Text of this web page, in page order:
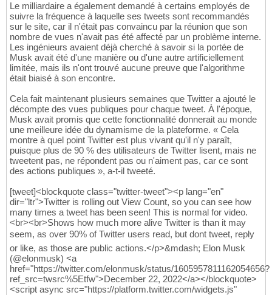
Le milliardaire a également demandé à certains employés de
suivre la fréquence à laquelle ses tweets sont recommandés
sur le site, car il n'était pas convaincu par la réunion que son
nombre de vues n'avait pas été affecté par un problème interne.
Les ingénieurs avaient déjà cherché à savoir si la portée de
Musk avait été d'une manière ou d'une autre artificiellement
limitée, mais ils n'ont trouvé aucune preuve que l'algorithme
était biaisé à son encontre.
Cela fait maintenant plusieurs semaines que Twitter a ajouté le
décompte des vues publiques pour chaque tweet. À l'époque,
Musk avait promis que cette fonctionnalité donnerait au monde
une meilleure idée du dynamisme de la plateforme. « Cela
montre à quel point Twitter est plus vivant qu'il n'y paraît,
puisque plus de 90 % des utilisateurs de Twitter lisent, mais ne
tweetent pas, ne répondent pas ou n'aiment pas, car ce sont
des actions publiques », a-t-il tweeté.
[tweet]<blockquote class="twitter-tweet"><p lang="en"
dir="ltr">Twitter is rolling out View Count, so you can see how
many times a tweet has been seen! This is normal for video.
<br><br>Shows how much more alive Twitter is than it may
seem, as over 90% of Twitter users read, but dont tweet, reply
or like, as those are public actions.</p>&mdash; Elon Musk
(@elonmusk) <a
href="https://twitter.com/elonmusk/status/1605957811162054656?
ref_src=twsrc%5Etfw">December 22, 2022</a></blockquote>
<script async src="https://platform.twitter.com/widgets.js"